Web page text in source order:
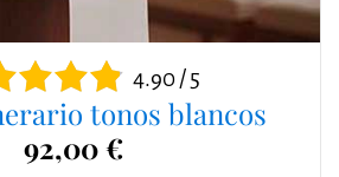
4.90 / 5
tonos blancos
92,00 €